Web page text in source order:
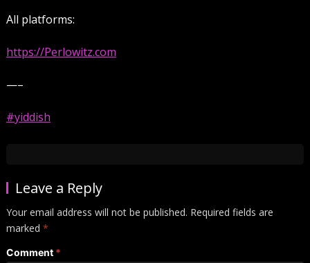
All platforms:
https://Perlowitz.com
—–
#yiddish
Leave a Reply
Your email address will not be published. Required fields are
marked *
Comment *